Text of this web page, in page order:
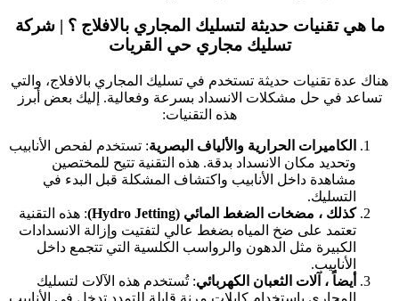
ما هي تقنيات حديثة لتسليك المجاري بالافلاج ؟ | شركة
تسليك مجاري حي القريات
هناك عدة تقنيات حديثة تستخدم في تسليك المجاري بالافلاج، والتي
تساعد في حل مشكلات الانسداد بسرعة وفعالية. إليك بعض أبرز
هذه التقنيات:
الكاميرات الحرارية والألياف البصرية: تستخدم لفحص الأنابيب
وتحديد مكان الانسداد بدقة. هذه التقنية تتيح للمختصين
مشاهدة داخل الأنابيب واكتشاف المشكلة قبل البدء في
التسليك.
كذلك ، مضخات الضغط المائي (Hydro Jetting)
: هذه التقنية
تعتمد على ضخ المياه بضغط عالي لتفتيت وإزالة الانسدادات
الكبيرة مثل الدهون والرواسب الكلسية التي تتجمع داخل
الأنابيب.
أيضاً ، آلات الثعبان الكهربائي: تُستخدم هذه الآلات لتسليك
المجاري باستخدام كابلات مرنة قابلة للتمدد تدخل في الأنابيب